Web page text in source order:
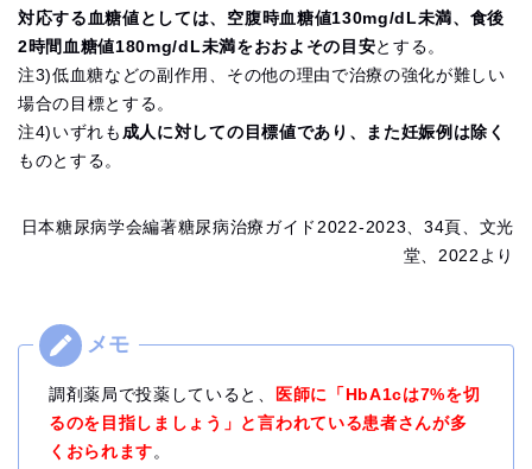
対応する血糖値としては、空腹時血糖値130mg/dL未満、食後
2時間血糖値180mg/dL未満をおおよその目安とする。
注3)低血糖などの副作用、その他の理由で治療の強化が難しい
場合の目標とする。
注4)いずれも 成人に対しての目標値であり、また妊娠例は除く
ものとする。
日本糖尿病学会編著糖尿病治療ガイド2022-2023、34頁、文光
堂、2022より
調剤薬局で投薬していると、
医師に「HbA1cは7%を切
るのを目指しましょう」と言われている患者さんが多
くおられます 。